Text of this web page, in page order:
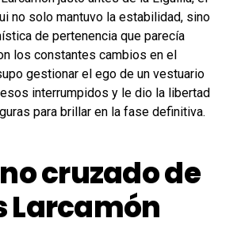
no solo mantuvo la estabilidad, sino
de pertenencia que parecía
los constantes cambios en el
gestionar el ego de un vestuario
interrumpidos y le dio la libertad
para brillar en la fase definitiva.
cruzado de
Larcamón